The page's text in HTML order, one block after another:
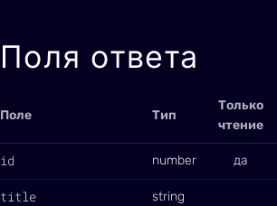
Поля ответа
Поле Тип
Только
чтение
id number да
title string